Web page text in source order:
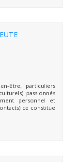
être, particuliers
passionnés
personnel et
ce constitue